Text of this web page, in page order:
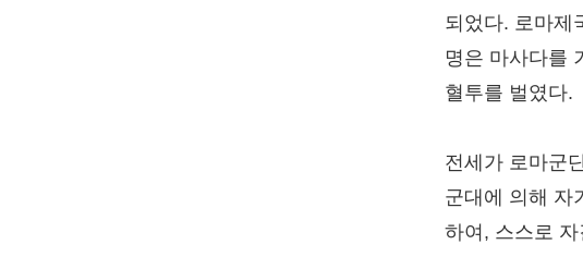
되었다. 로마제
명은 마사다를
혈투를 벌였다.
전세가 로마군
군대에 의해 자
하여, 스스로